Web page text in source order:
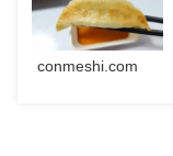
conmeshi.com